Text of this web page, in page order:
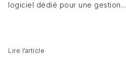
logiciel dédié pour une gestion...
Lire l’article